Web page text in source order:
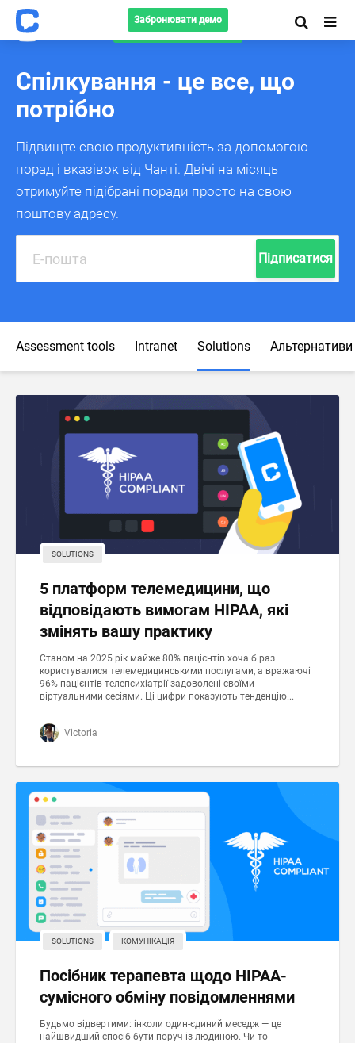
Забронювати демо
Спілкування - це все, що
потрібно
Підвищте свою продуктивність за допомогою
порад і вказівок від Чанті. Двічі на місяць
отримуйте підібрані поради просто на свою
поштову адресу.
Підписатися
Assessment tools Intranet Solutions Альтернативи
Забронювати демо
SOLUTIONS
5 платформ телемедицини, що
відповідають вимогам HIPAA, які
змінять вашу практику
Станом на 2025 рік майже 80% пацієнтів хоча б раз
користувалися телемедицинськими послугами, а вражаючі
96% пацієнтів телепсихіатрії задоволені своїми
віртуальними сесіями. Ці цифри показують тенденцію...
Victoria
SOLUTIONS КОМУНІКАЦІЯ
Посібник терапевта щодо HIPAA-
сумісного обміну повідомленнями
Будьмо відвертими: інколи один-єдиний меседж — це
найшвидший спосіб бути поруч із людиною. Чи то